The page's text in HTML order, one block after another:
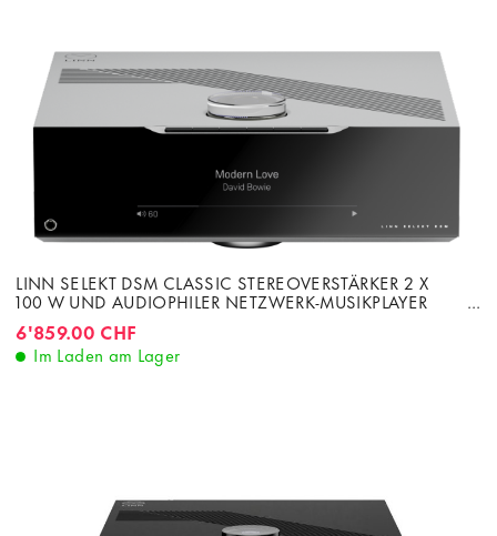
LINN SELEKT DSM CLASSIC STEREOVERSTÄRKER 2 X
100 W UND AUDIOPHILER NETZWERK-MUSIKPLAYER
6'859.00 CHF
Im Laden am Lager